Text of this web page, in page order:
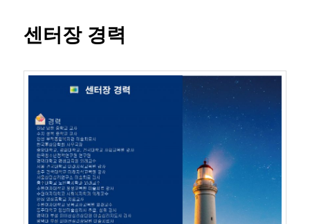
컨
로
뛰
어
넘
센터장 경력